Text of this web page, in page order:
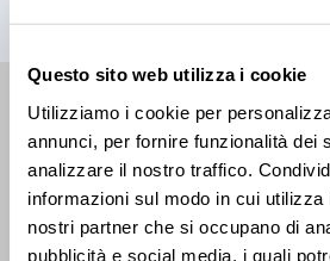
Questo sito web utilizza i cookie
Utilizziamo i cookie per
annunci, per fornire funzionalità dei
analizzare il nostro traffico.
informazioni sul modo in cui
nostri partner che si occupano di
pubblicità e social media, i quali
Trova il punto più